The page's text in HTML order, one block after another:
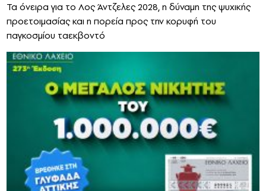
Τα όνειρα για το Λος Άντζελες 2028, η δύναμη της ψυχικής
προετοιμασίας και η πορεία προς την κορυφή του
παγκοσμίου ταεκβοντό